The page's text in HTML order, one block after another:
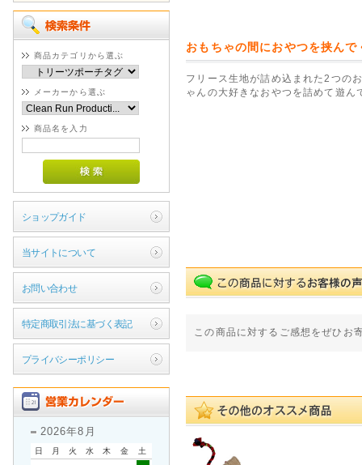
商品カテゴリから選ぶ
メーカーから選ぶ
商品名を入力
ショップガイド
当サイトについて
お問い合わせ
特定商取引法に基づく表記
プライバシーポリシー
2026年8月
日 月 火 水 木 金
土
おもちゃの間におやつを挟ん
フリース生地が詰め込まれた2つの
ゃんの大好きなおやつを詰めて遊ん
この商品に対するご感想をぜひお